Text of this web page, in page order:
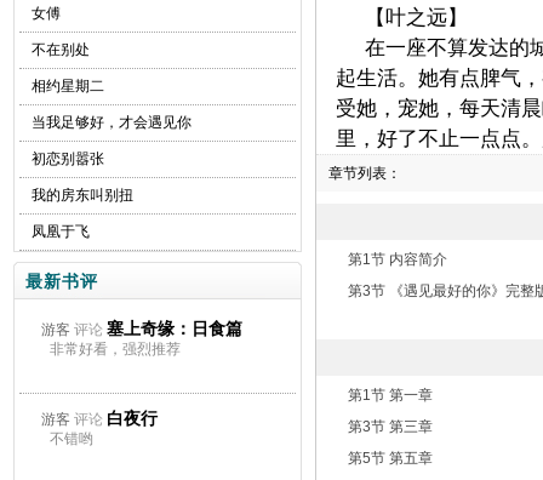
女傅
不在别处
相约星期二
当我足够好，才会遇见你
初恋别嚣张
我的房东叫别扭
凤凰于飞
最新书评
游客 评论 塞上奇缘：日食篇
非常好看，强烈推荐
游客 评论 白夜行
不错哟
【叶之远】
在一座不算发达的
起生活。她有点脾气
受她，宠她，每天清
里，好了不止一点点
章节列表：
第1节 内容简介
第3节 《遇见最好的你》完整
第1节 第一章
第3节 第三章
第5节 第五章